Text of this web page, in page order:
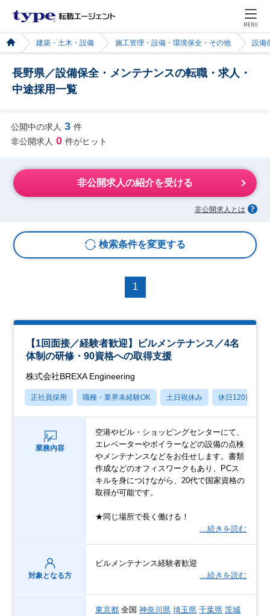
MENU
建築・土木・設備 施工管理・設備・環境保全・その他 設備
長野県／設備保全・メンテナンスの転職・求人・
中途採用一覧
公開中の求人 3 件
非公開求人 0 件がヒット
非公開求人の紹介を受ける
非公開求人とは
検索条件を変更する
1
【1回面接／経験者歓迎】ビルメンテナンス／4名
体制の研修・90資格への取得支援
株式会社BREXA Engineering
正社員採用 職種・業界未経験OK 土日祝休み 休日120日以上
業務内容
空港やビル・ショッピングセンターにて、
エレベーターやボイラーなどの設備の点検
やメンテナンスなどをお任せします。書類
作成などのオフィスワークもあり、PCス
キルを身につけながら、20代で国家資格の
取得が可能です。
★同じ場所で長く働ける！
…続きを読む
対象となる方
ビルメンテナンス経験者歓迎
…続きを読む
東京都 全国神奈川県 埼玉県 千葉県 茨城